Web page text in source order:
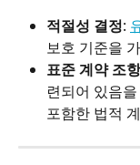
적절성 결정:
보호 기준을
표준 계약 조
련되어 있음
포함한 법적